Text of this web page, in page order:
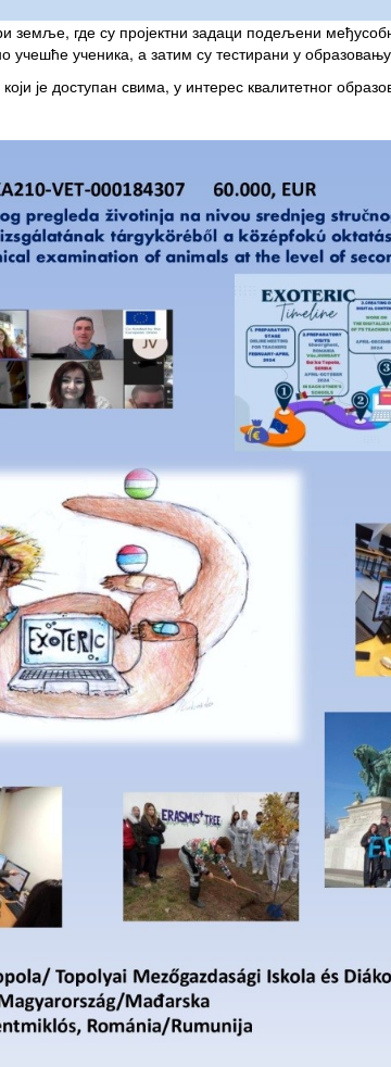
земље, где су пројектни задаци подељени
учешће ученика, а затим су тестирани у
је доступан свима, у интерес квалитетног